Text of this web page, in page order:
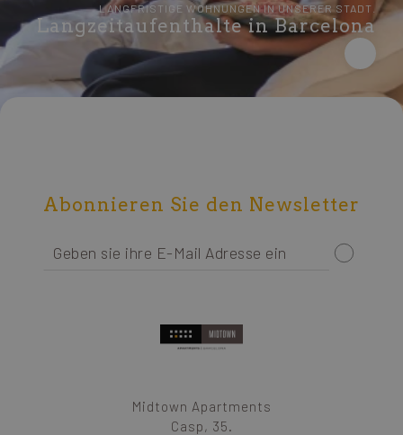
LANGFRISTIGE WOHNUNGEN IN UNSERER STADT.
Langzeitaufenthalte in Barcelona
Abonnieren Sie den Newsletter
Midtown Apartments
Casp, 35.